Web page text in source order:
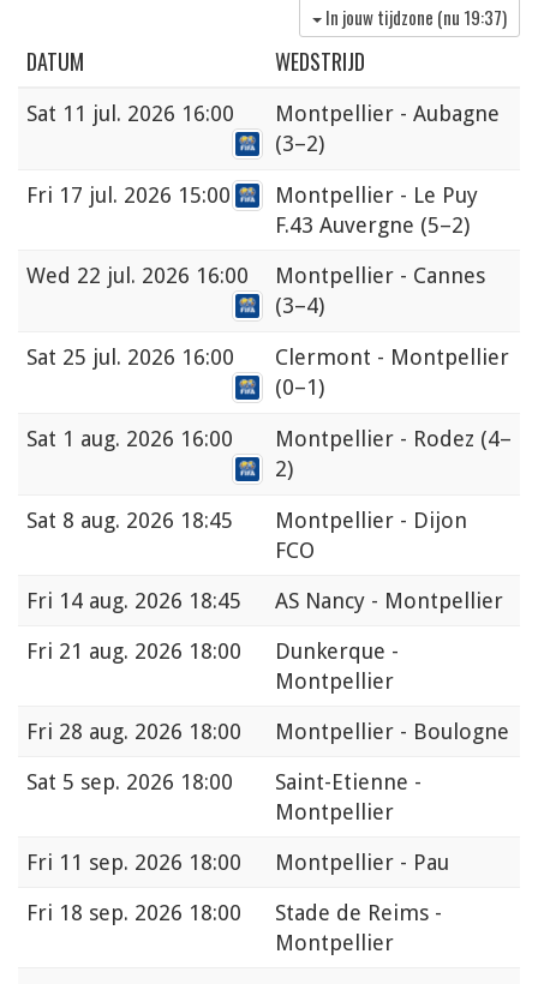
In jouw tijdzone (nu 19:37)
DATUM WEDSTRIJD
Sat 11 jul. 2026 16:00
Montpellier - Aubagne
(3–2)
Fri 17 jul. 2026 15:00
Montpellier - Le Puy
F.43 Auvergne (5–2)
Wed 22 jul. 2026 16:00
Montpellier - Cannes
(3–4)
Sat 25 jul. 2026 16:00
Clermont - Montpellier
(0–1)
Sat 1 aug. 2026 16:00 Montpellier - Rodez (4–
2)
Sat 8 aug. 2026 18:45
Montpellier - Dijon
FCO
Fri 14 aug. 2026 18:45
AS Nancy - Montpellier
Fri 21 aug. 2026 18:00
Dunkerque -
Montpellier
Fri 28 aug. 2026 18:00
Montpellier - Boulogne
Sat 5 sep. 2026 18:00
Saint-Etienne -
Montpellier
Fri 11 sep. 2026 18:00
Montpellier - Pau
Fri 18 sep. 2026 18:00
Stade de Reims -
Montpellier